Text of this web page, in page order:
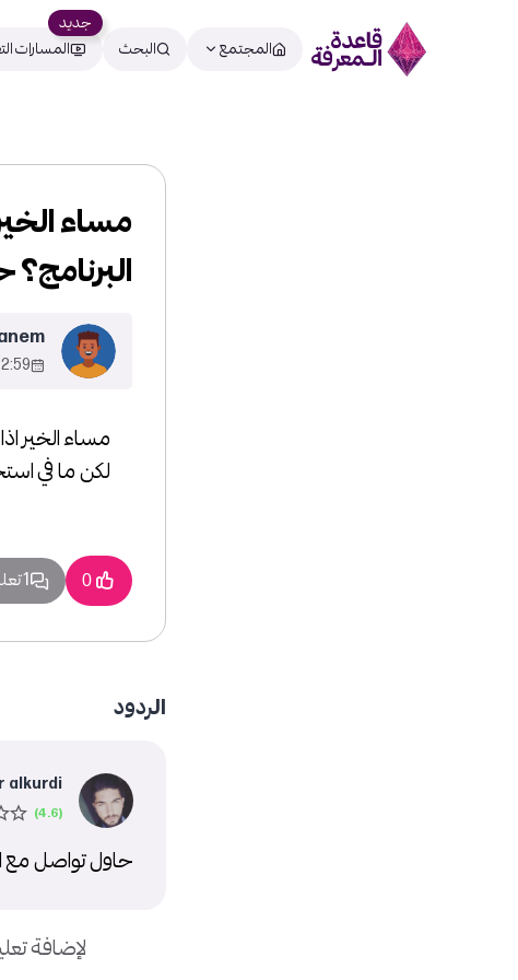
المجتمع البحث المسارات
جديد
مساء الخير
لكن ما في
مساء
2023-Feb-19
0 1 تعليق
الردود
alkurdi
حاول تواصل مع
لإضافة